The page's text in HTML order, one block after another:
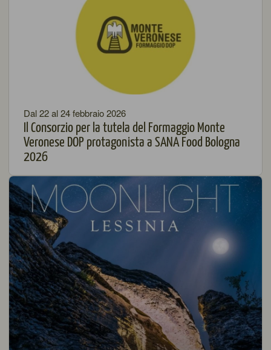
Dal 22 al 24 febbraio 2026
Il Consorzio per la tutela del Formaggio Monte
Veronese DOP protagonista a SANA Food Bologna
2026